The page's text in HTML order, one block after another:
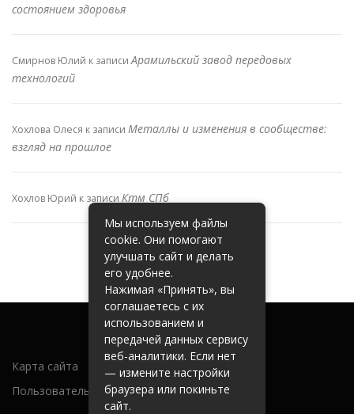
состоянием здоровья
Смирнов Юлий к записиАрамильский завод передовых
технологий
Хохлова Олеся к записи Металлы и изменения в сообществе:
взгляд на прошлое
Хохлов Юрий к записи Ктм СПб
Карта сайта
Пользовательское соглашение
Мы используем файлы
cookie. Они помогают
улучшать сайт и делать
его удобнее.
Нажимая «Принять», вы
соглашаетесь с их
использованием и
передачей данных сервису
веб-аналитики. Если нет
— измените настройки
браузера или покиньте
сайт.